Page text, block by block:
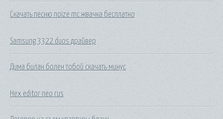
Скачать песню noize mc жвачка бесплатно
Samsung 3322 duos драйвер
Дима билан болен тобой скачать минус
Hex editor neo rus